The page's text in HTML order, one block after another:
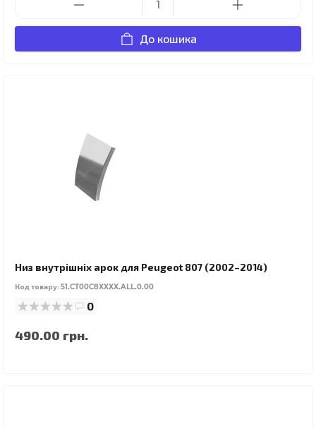
До кошика
Низ внутрішніх арок для Peugeot 807 (2002–2014)
Код товару:51.CT00C8XXXX.ALL.0.00
0
490.00 грн.